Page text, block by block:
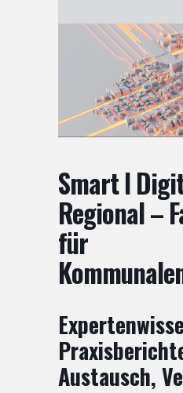
Smart I
Regional –
für
Austausch,